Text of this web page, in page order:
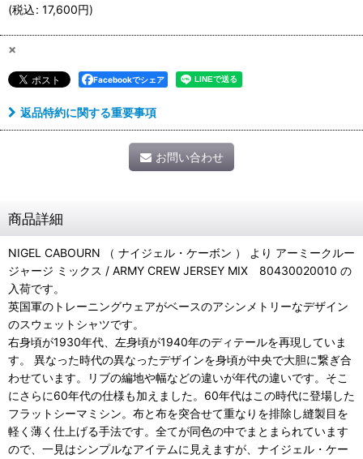
(税込: 17,600円)
×
Facebookでシェア
返品特約に関する重要事項
お問い合わせ
商品詳細
NIGEL CABOURN （ ナイジェル・ケーボン ） より アーミークルー
ジャージ ミックス / ARMY CREW JERSEY MIX 80430020010 の
入荷です。
英国軍のトレーニングウェアがベースのアシンメトリーなデザイン
のスウェットシャツです。
右身頃が1930年代、左身頃が1940年のディテールを再現していま
す。 異なった時代の異なったデザインを身頃が中央で大胆に繋ぎ合
わせています。リブの編地や幅などの違いが年代の違いです。そこ
にさらに60年代の仕様も加えました。60年代はこの時代に登場した
フラットシーマミシン。布と布を突合せて重なりを排除し縫製目を
軽く薄く仕上げる手法です。全てが同色の中でまとまられています
ので、一見はシンプルなアイテムに見えますが、ナイジェル・ケー